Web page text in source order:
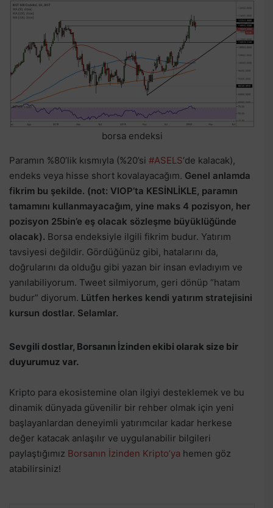
borsa endeksi
Paramın %80’lik kısmıyla (%20’si #ASELS‘de kalacak),
endeks veya hisse short kovalayacağım. Genel anlamda
fikrim bu şekilde. (not: VIOP’ta KESİNLİKLE, paramın
tamamını kullanmayacağım, yine maks 4 pozisyon, her
pozisyon 25bin’e eş olacak sözleşme büyüklüğünde
olacak). Borsa endeksiyle ilgili fikrim budur. Yatırım
tavsiyesi değildir. Gördüğünüz gibi, hatalarını da,
doğrularını da olduğu gibi yazan bir insan evladıyım ve
yanılabiliyorum. Tweet silmiyorum, geri dönüp “hatam
budur” diyorum. Lütfen herkes kendi yatırım stratejisini
kursun dostlar. Selamlar.
Sevgili dostlar, Borsanın İzinden ekibi olarak size bir
duyurumuz var.
Kripto para ekosistemine olan ilgiyi desteklemek ve bu
dinamik dünyada güvenilir bir rehber olmak için yeni
başlayanlardan deneyimli yatırımcılar kadar herkese
değer katacak anlaşılır ve uygulanabilir bilgileri
paylaştığımız Borsanın İzinden Kripto’ya hemen göz
atabilirsiniz!